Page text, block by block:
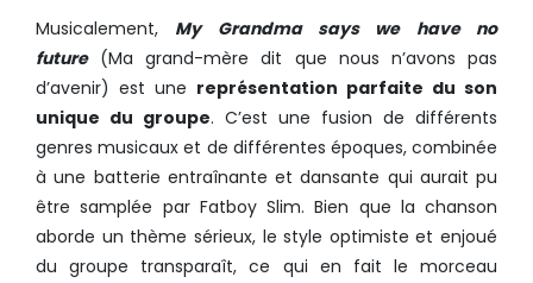
Musicalement, My Grandma says we have no
future(Ma grand-mère dit que nous n’avons pas
d’avenir) est une représentation parfaite du son
unique du groupe. C’est une fusion de différents
genres musicaux et de différentes époques, combinée
à une batterie entraînante et dansante qui aurait pu
être samplée par Fatboy Slim. Bien que la chanson
aborde un thème sérieux, le style optimiste et enjoué
du groupe transparaît, ce qui en fait le morceau